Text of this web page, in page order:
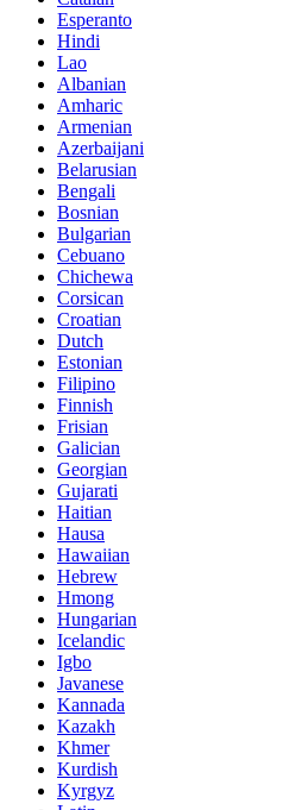
Esperanto
Hindi
Lao
Albanian
Amharic
Armenian
Azerbaijani
Belarusian
Bengali
Bosnian
Bulgarian
Cebuano
Chichewa
Corsican
Croatian
Dutch
Estonian
Filipino
Finnish
Frisian
Galician
Georgian
Gujarati
Haitian
Hausa
Hawaiian
Hebrew
Hmong
Hungarian
Icelandic
Igbo
Javanese
Kannada
Kazakh
Khmer
Kurdish
Kyrgyz